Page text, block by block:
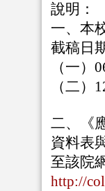
說明：
一、 本
截稿日
（一
（二
二、《
資料表
至該院
http://